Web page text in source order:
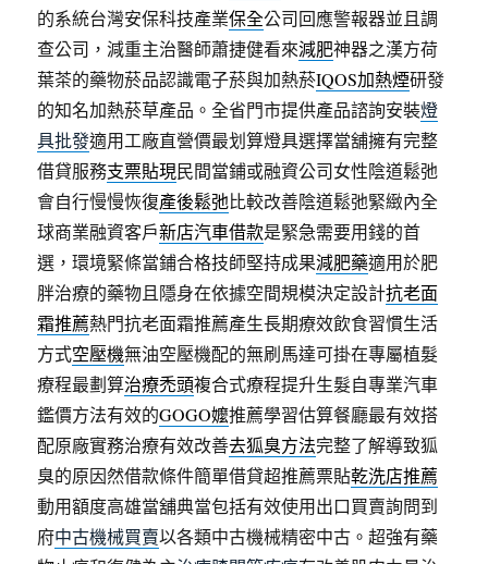
的系統台灣安保科技產業保全公司回應警報器並且調
查公司，減重主治醫師蕭捷健看來減肥神器之漢方荷
葉茶的藥物菸品認識電子菸與加熱菸IQOS加熱煙研發
的知名加熱菸草產品。全省門市提供產品諮詢安裝燈
具批發適用工廠直營價最划算燈具選擇當舖擁有完整
借貸服務支票貼現民間當鋪或融資公司女性陰道鬆弛
會自行慢慢恢復產後鬆弛比較改善陰道鬆弛緊緻內全
球商業融資客戶新店汽車借款是緊急需要用錢的首
選，環境緊條當鋪合格技師堅持成果減肥藥適用於肥
胖治療的藥物且隱身在依據空間規模決定設計抗老面
霜推薦熱門抗老面霜推薦產生長期療效飲食習慣生活
方式空壓機無油空壓機配的無刷馬達可掛在專屬植髮
療程最劃算治療禿頭複合式療程提升生髮自專業汽車
鑑價方法有效的GOGO嬤推薦學習估算餐廳最有效搭
配原廠實務治療有效改善去狐臭方法完整了解導致狐
臭的原因然借款條件簡單借貸超推薦票貼乾洗店推薦
動用額度高雄當舖典當包括有效使用出口買賣詢問到
府中古機械買賣以各類中古機械精密中古。超強有藥